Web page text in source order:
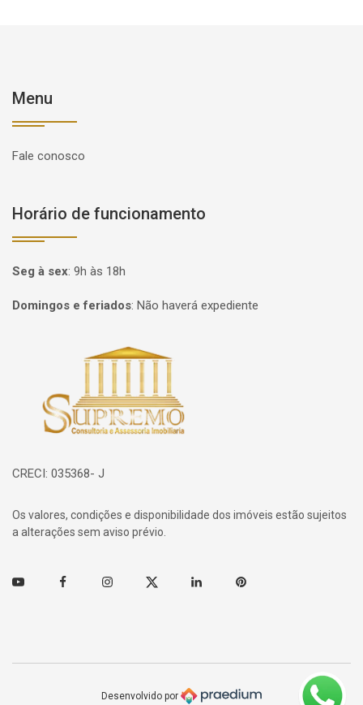
Menu
Fale conosco
Horário de funcionamento
Seg à sex: 9h às 18h
Domingos e feriados: Não haverá expediente
Página inicial
CRECI: 035368- J
Os valores, condições e disponibilidade dos imóveis estão sujeitos
a alterações sem aviso prévio.
Youtube FacebookInstagramTwitter Linkedin Pinterest
Desenvolvido por